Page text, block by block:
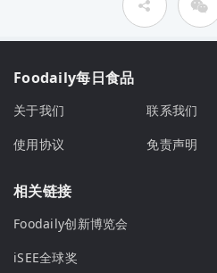
Foodaily每日食品
关于我们 联系我们
使用协议
免责声明
相关链接
Foodaily创新博览会
iSEE全球奖